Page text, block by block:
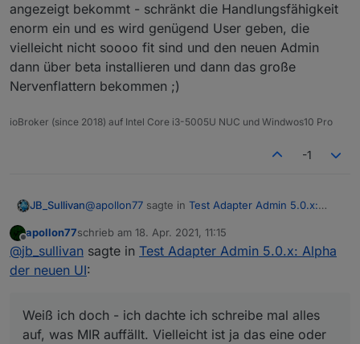
angezeigt bekommt - schränkt die Handlungsfähigkeit
enorm ein und es wird genügend User geben, die
vielleicht nicht soooo fit sind und den neuen Admin
dann über beta installieren und dann das große
Nervenflattern bekommen ;)
ioBroker (since 2018) auf Intel Core i3-5005U NUC und Windwos10 Pro
-1
JB_Sullivan@apollon77 sagte in Test Adapter Admin 5.0.x:
... sind ja auch noch nicht fertig.
andere dabei was das Entwicklerteam noch nicht
bemerkt hat.
Am schlimmsten finde ich z.Zt. das mit der
doppelten Admin Instanz und das man nur eine
Offline
apollon77schrieb am 18. Apr. 2021, 11:15
zuletzt editiert von
@jb_sullivan sagte in Test Adapter Admin 5.0.x: Alpha
der neuen UI:
Weiß ich doch - ich dachte ich schreibe mal alles
auf, was MIR auffällt. Vielleicht ist ja das eine oder